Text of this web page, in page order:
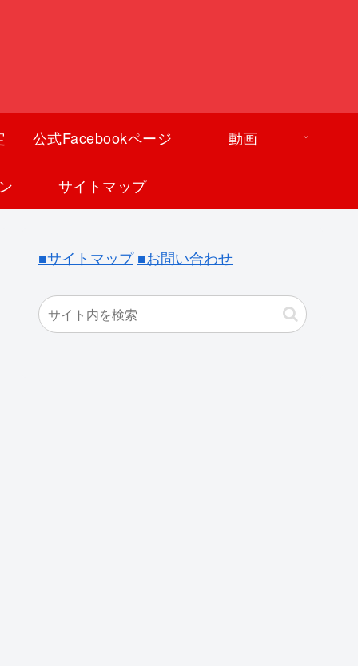
公式Facebookページ 動画
サイトマップ
■サイトマップ ■お問い合わせ